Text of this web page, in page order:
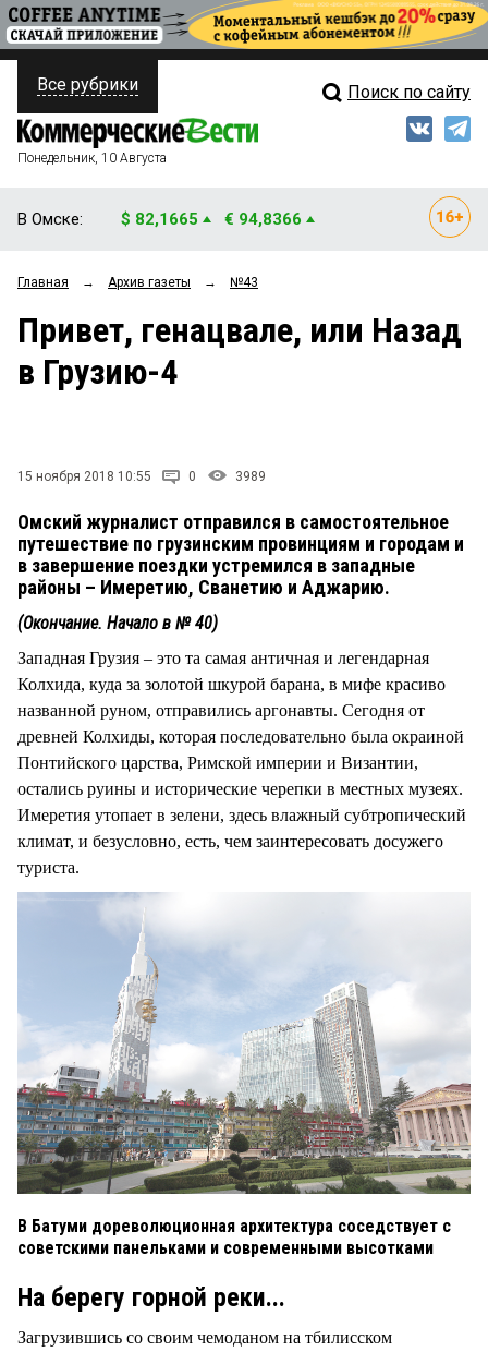
ПОЛИТИКА
ФИНАНСЫ
ОБЩЕСТВО
ЗАКОН
НОВОСТИ КОМПАНИЙ
СТИЛЬ ЖИЗНИ
Свежий выпуск
Рейтинги
Все рубрики Поиск по сайту
Понедельник, 10 Августа
В Омске: $ 82,1665 € 94,8366
Главная → Архив газеты → №43
Привет, генацвале, или Назад
в Грузию-4
15 ноября 2018 10:55 0 3989
Омский журналист отправился в самостоятельное
путешествие по грузинским провинциям и городам и
в завершение поездки устремился в западные
районы – Имеретию, Сванетию и Аджарию.
(Окончание. Начало в № 40)
Западная Грузия – это та самая античная и легендарная
Колхида, куда за золотой шкурой барана, в мифе красиво
названной руном, отправились аргонавты. Сегодня от
древней Колхиды, которая последовательно была окраиной
Понтийского царства, Римской империи и Византии,
остались руины и исторические черепки в местных музеях.
Имеретия утопает в зелени, здесь влажный субтропический
климат, и безусловно, есть, чем заинтересовать досужего
туриста.
В Батуми дореволюционная архитектура соседствует с
советскими панельками и современными высотками
На берегу горной реки...
Загрузившись со своим чемоданом на тбилисском